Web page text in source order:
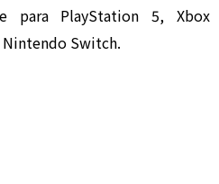
para PlayStation 5, Xbox
Nintendo Switch.